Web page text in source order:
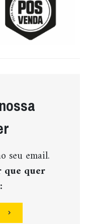
seu email.
que quer